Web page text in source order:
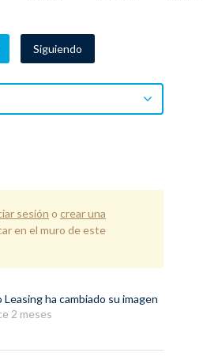
Siguiendo
sesión o crear una
en el muro de este
Leasingha cambiado su imagen
2 meses